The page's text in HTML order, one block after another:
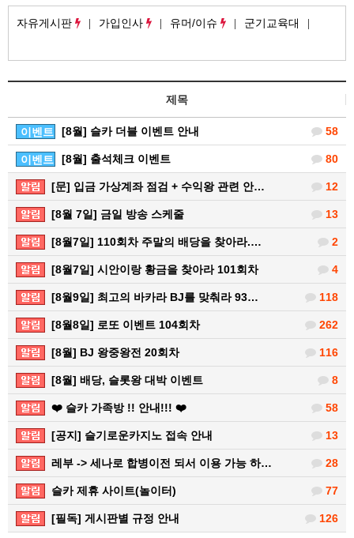
자유게시판 가입인사 유머/이슈 군기교육대
제목
58
이벤트 [8월] 슬카 더블 이벤트 안내
80
이벤트 [8월] 출석체크 이벤트
12
[문] 입금 가상계좌 점검 + 수익왕 관련 안…
13
[8월 7일] 금일 방송 스케줄
2
[8월7일] 110회차 주말의 배당을 찾아라.…
4
[8월7일] 시안이랑 황금을 찾아라 101회차
118
[8월9일] 최고의 바카라 BJ를 맞춰라 93…
262
[8월8일] 로또 이벤트 104회차
116
[8월] BJ 왕중왕전 20회차
8
[8월] 배당, 슬롯왕 대박 이벤트
58
❤️ 슬카 가족방 !! 안내!!! ❤️
13
[공지] 슬기로운카지노 접속 안내
28
레부 -> 세나로 합병이전 되서 이용 가능 하…
77
슬카 제휴 사이트(놀이터)
126
[필독] 게시판별 규정 안내